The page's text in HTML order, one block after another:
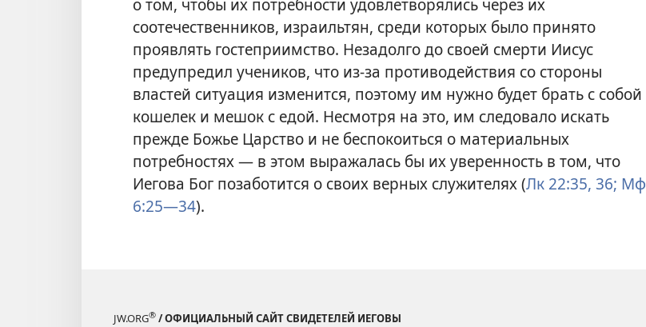
о том, чтобы их потребности удовлетворялись через их
соотечественников, израильтян, среди которых было принято
проявлять гостеприимство. Незадолго до своей смерти Иисус
предупредил учеников, что из-за противодействия со стороны
властей ситуация изменится, поэтому им нужно будет брать с собой
кошелек и мешок с едой. Несмотря на это, им следовало искать
прежде Божье Царство и не беспокоиться о материальных
потребностях — в этом выражалась бы их уверенность в том, что
Иегова Бог позаботится о своих верных служителях (Лк 22:35, 36; Мф
6:25—34).
JW.ORG® / ОФИЦИАЛЬНЫЙ САЙТ СВИДЕТЕЛЕЙ ИЕГОВЫ